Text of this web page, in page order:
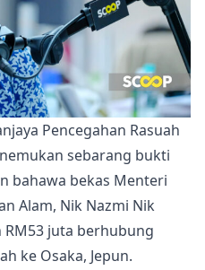
Pencegahan Rasuah
sebarang bukti
bahawa bekas Menteri
Alam, Nik Nazmi Nik
juta berhubung
ke Osaka, Jepun.